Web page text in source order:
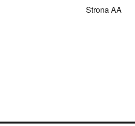
Strona AA